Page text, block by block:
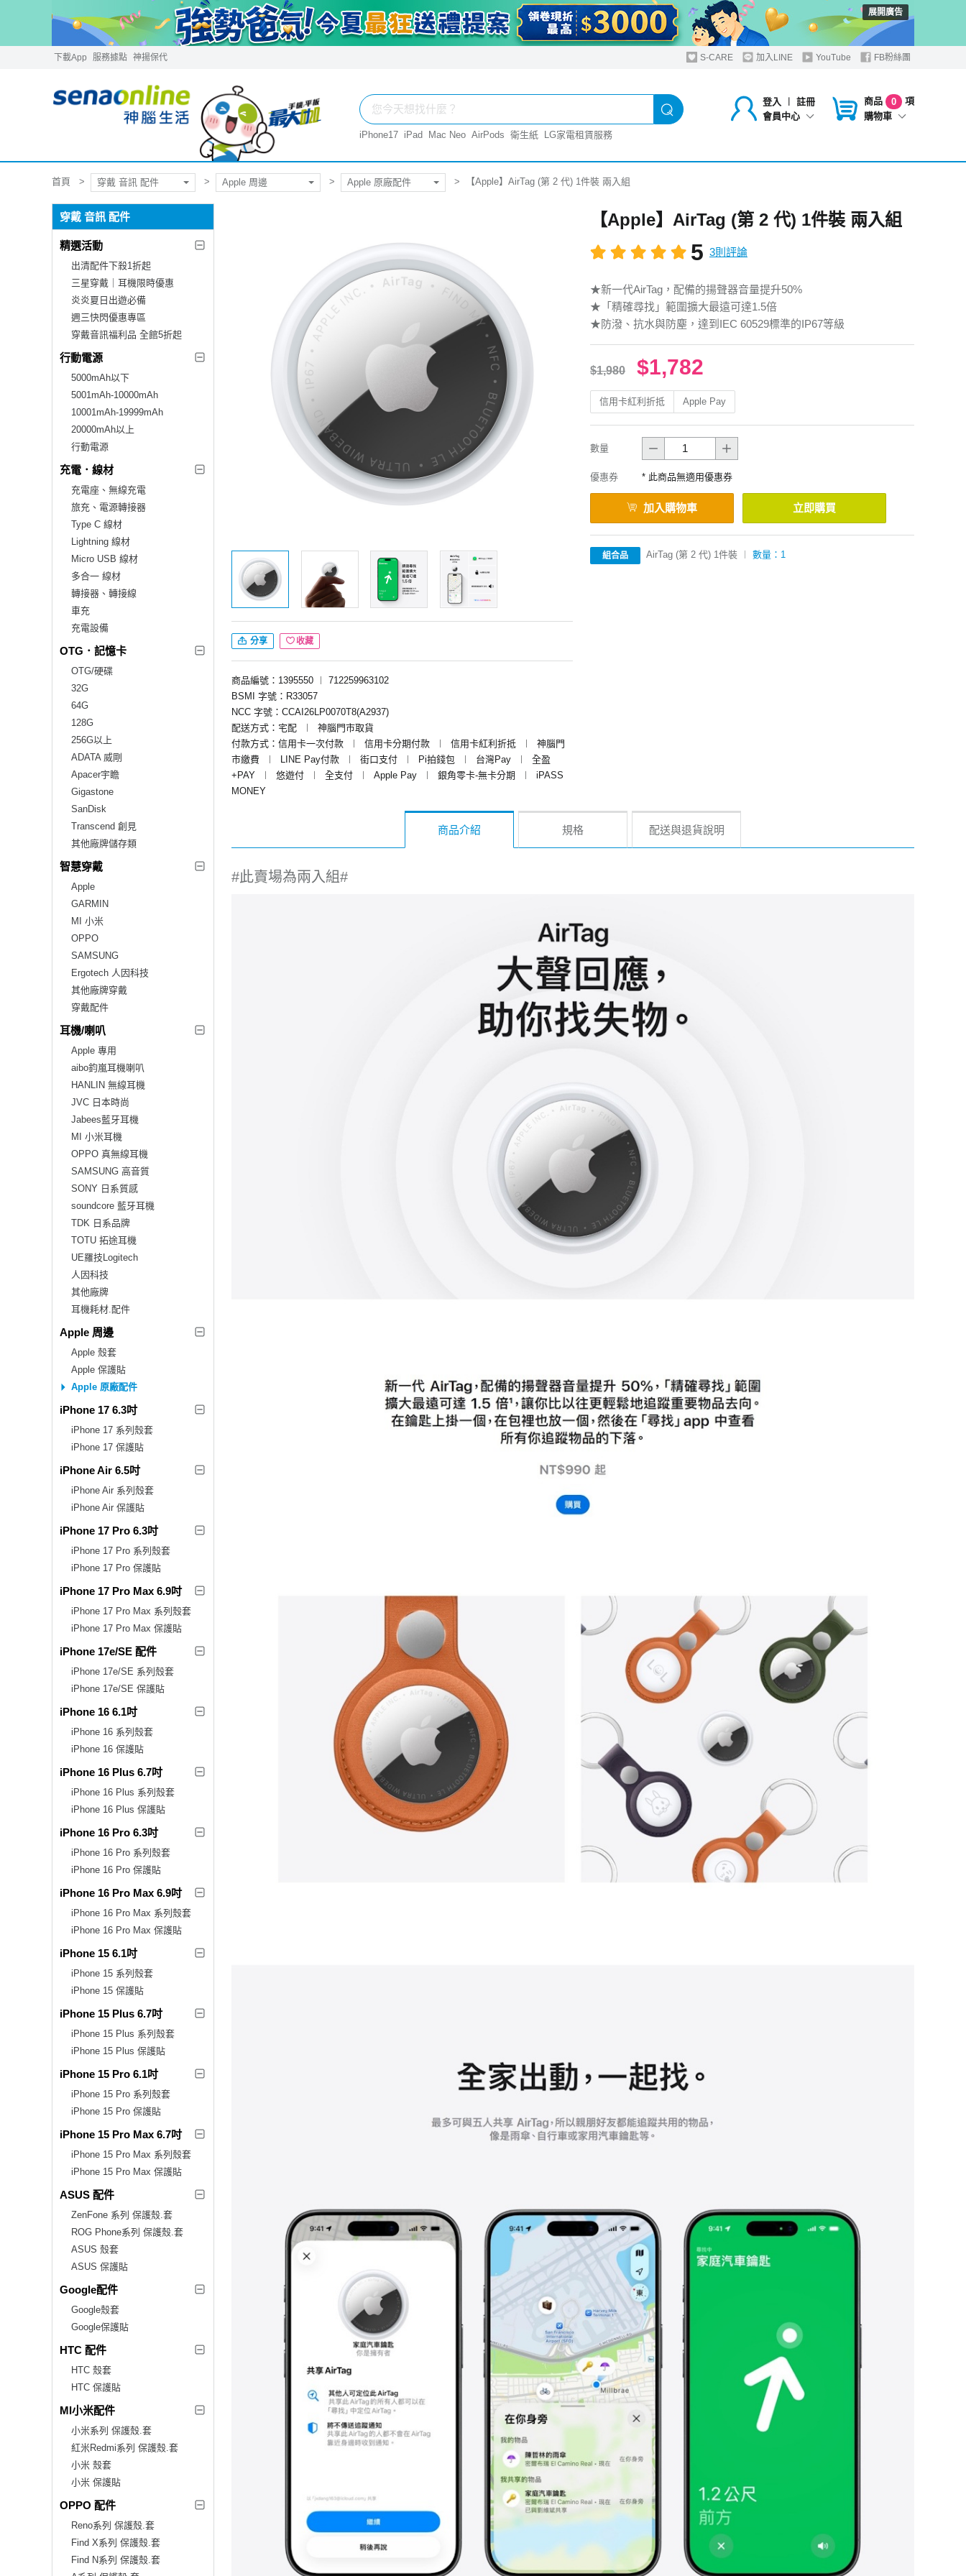
展開廣告
下載App 服務據點 神揚保代 S-CARE 加入LINE YouTube FB粉絲團
登入 ︱
註冊
會員中心
商品 0
項
購物車
iPhone17 iPad Mac Neo AirPods 衛生紙 LG家電租賃服務
首頁 穿戴 音訊 配件 Apple 周邊 Apple 原廠配件 【Apple】AirTag (第 2 代) 1件裝 兩入組
穿戴 音訊 配件
精選活動
出清配件下殺1折起
三星穿戴｜耳機限時優惠
炎炎夏日出遊必備
週三快閃優惠專區
穿戴音訊福利品 全館5折起
行動電源
5000mAh以下
5001mAh-10000mAh
10001mAh-19999mAh
20000mAh以上
行動電源
充電．線材
充電座、無線充電
旅充、電源轉接器
Type C 線材
Lightning 線材
Micro USB 線材
多合一 線材
轉接器、轉接線
車充
充電設備
OTG．記憶卡
OTG/硬碟
32G
64G
128G
256G以上
ADATA 威剛
Apacer宇瞻
Gigastone
SanDisk
Transcend 創見
其他廠牌儲存類
智慧穿戴
Apple
GARMIN
MI 小米
OPPO
SAMSUNG
Ergotech 人因科技
其他廠牌穿戴
穿戴配件
耳機/喇叭
Apple 專用
aibo鈞嵐耳機喇叭
HANLIN 無線耳機
JVC 日本時尚
Jabees藍牙耳機
MI 小米耳機
OPPO 真無線耳機
SAMSUNG 高音質
SONY 日系質感
soundcore 藍牙耳機
TDK 日系品牌
TOTU 拓途耳機
UE羅技Logitech
人因科技
其他廠牌
耳機耗材.配件
Apple 周邊
Apple 殼套
Apple 保護貼
Apple 原廠配件
iPhone 17 6.3吋
iPhone 17 系列殼套
iPhone 17 保護貼
iPhone Air 6.5吋
iPhone Air 系列殼套
iPhone Air 保護貼
iPhone 17 Pro 6.3吋
iPhone 17 Pro 系列殼套
iPhone 17 Pro 保護貼
iPhone 17 Pro Max 6.9吋
iPhone 17 Pro Max 系列殼套
iPhone 17 Pro Max 保護貼
iPhone 17e/SE 配件
iPhone 17e/SE 系列殼套
iPhone 17e/SE 保護貼
iPhone 16 6.1吋
iPhone 16 系列殼套
iPhone 16 保護貼
iPhone 16 Plus 6.7吋
iPhone 16 Plus 系列殼套
iPhone 16 Plus 保護貼
iPhone 16 Pro 6.3吋
iPhone 16 Pro 系列殼套
iPhone 16 Pro 保護貼
iPhone 16 Pro Max 6.9吋
iPhone 16 Pro Max 系列殼套
iPhone 16 Pro Max 保護貼
iPhone 15 6.1吋
iPhone 15 系列殼套
iPhone 15 保護貼
iPhone 15 Plus 6.7吋
iPhone 15 Plus 系列殼套
iPhone 15 Plus 保護貼
iPhone 15 Pro 6.1吋
iPhone 15 Pro 系列殼套
iPhone 15 Pro 保護貼
iPhone 15 Pro Max 6.7吋
iPhone 15 Pro Max 系列殼套
iPhone 15 Pro Max 保護貼
ASUS 配件
ZenFone 系列 保護殼.套
ROG Phone系列 保護殼.套
ASUS 殼套
ASUS 保護貼
Google配件
Google殼套
Google保護貼
HTC 配件
HTC 殼套
HTC 保護貼
MI小米配件
小米系列 保護殼.套
紅米Redmi系列 保護殼.套
小米 殼套
小米 保護貼
OPPO 配件
Reno系列 保護殼.套
Find X系列 保護殼.套
Find N系列 保護殼.套
分享 收藏
商品編號：1395550 ︱
712259963102
BSMI 字號：R33057
NCC 字號：CCAI26LP0070T8(A2937)
配送方式：宅配
︱
神腦門市取貨
付款方式：信用卡一次付款
︱ 信用卡分期付款 ︱ 信用卡紅利折抵 ︱
神腦門
市繳費
︱ LINE Pay付款 ︱ 街口支付 ︱ Pi拍錢包 ︱ 台灣Pay ︱
全盈
+PAY
︱ 悠遊付 ︱ 全支付 ︱ Apple Pay ︱ 銀角零卡-無卡分期 ︱
iPASS
MONEY
【Apple】AirTag (第 2 代) 1件裝 兩入組
5 3則評論
★新一代AirTag，配備的揚聲器音量提升50%
★「精確尋找」範圍擴大最遠可達1.5倍
★防潑、抗水與防塵，達到IEC 60529標準的IP67等級
$1,980 $1,782
信用卡紅利折抵 Apple Pay
數量
優惠券 * 此商品無適用優惠券
加入購物車 立即購買
組合品 AirTag (第 2 代) 1件裝 ︱ 數量：1
商品介紹 規格 配送與退貨說明
#此賣場為兩入組#